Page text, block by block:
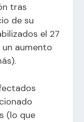
tras
de su
el 27
aumento
(lo que